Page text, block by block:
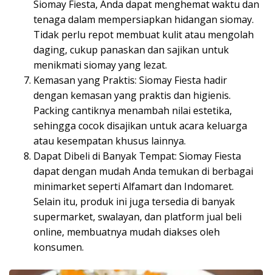
Siomay Fiesta, Anda dapat menghemat waktu dan
tenaga dalam mempersiapkan hidangan siomay.
Tidak perlu repot membuat kulit atau mengolah
daging, cukup panaskan dan sajikan untuk
menikmati siomay yang lezat.
Kemasan yang Praktis: Siomay Fiesta hadir
dengan kemasan yang praktis dan higienis.
Packing cantiknya menambah nilai estetika,
sehingga cocok disajikan untuk acara keluarga
atau kesempatan khusus lainnya.
Dapat Dibeli di Banyak Tempat: Siomay Fiesta
dapat dengan mudah Anda temukan di berbagai
minimarket seperti Alfamart dan Indomaret.
Selain itu, produk ini juga tersedia di banyak
supermarket, swalayan, dan platform jual beli
online, membuatnya mudah diakses oleh
konsumen.